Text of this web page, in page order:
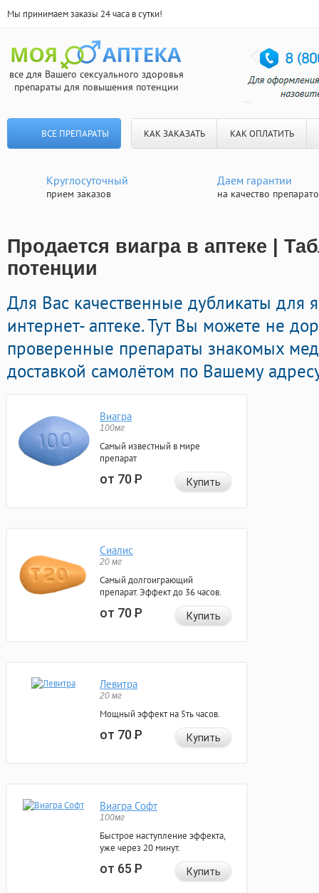
Мы принимаем заказы 24 часа в сутки!
все для Вашего сексуального здоровья
препараты для повышения потенции
ВСЕ ПРЕПАРАТЫ КАК ЗАКАЗАТЬ КАК ОПЛАТИТЬ
Круглосуточный
прием заказов
Даем гарантии
на качество
Продается виагра в аптеке |
потенции
Для Вас качественные дубликаты для
интернет- аптеке. Тут Вы можете не
проверенные препараты знакомых
доставкой самолётом по Вашему
Виагра
100мг
Самый известный в мире
препарат
от 70Р Купить
Сиалис
20 мг
Самый долгоиграющий
препарат. Эффект до 36 часов.
от 70Р Купить
Левитра
20 мг
Мощный эффект на 5ть часов.
от 70Р Купить
Виагра Софт
100мг
Быстрое наступление эффекта,
уже через 20 минут.
от 65Р Купить